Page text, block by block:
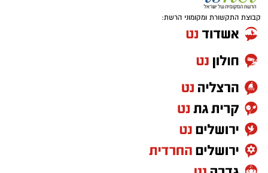
קבוצת התקשורת ומקומוני הרשת: